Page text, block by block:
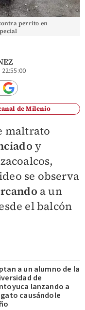
perrito en
de Milenio
maltrato
y
se observa
a un
el balcón
a un alumno de la
de
lanzando a
causándole